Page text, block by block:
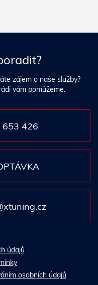
zájem o naše služby?
vám pomůžeme.
653 426
údajů
osobních údajů